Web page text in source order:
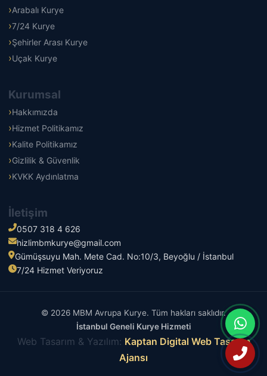
Arabalı Kurye
7/24 Kurye
Şehirler Arası Kurye
Uçak Kurye
Kurumsal
Hakkımızda
Hizmet Politikamız
Kalite Politikamız
Gizlilik & Güvenlik
KVKK Aydınlatma
İletişim
0507 318 4 626
hizlimbmkurye@gmail.com
Gümüşsuyu Mah. Mete Cad. No:10/3, Beyoğlu / İstanbul
7/24 Hizmet Veriyoruz
© 2026 MBM Avrupa Kurye. Tüm hakları saklıdır.
İstanbul Geneli Kurye Hizmeti
Web Tasarım & Yazılım: Kaptan Digital Web Tasarım
Ajansı